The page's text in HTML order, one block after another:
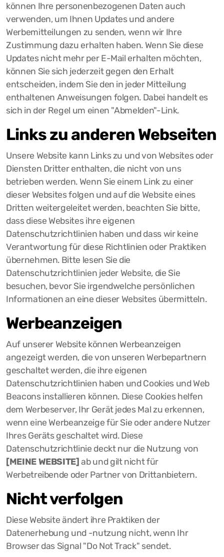
können Ihre personenbezogenen Daten auch
verwenden, um Ihnen Updates und andere
Werbemitteilungen zu senden, wenn wir Ihre
Zustimmung dazu erhalten haben. Wenn Sie diese
Updates nicht mehr per E-Mail erhalten möchten,
können Sie sich jederzeit gegen den Erhalt
entscheiden, indem Sie den in jeder Mitteilung
enthaltenen Anweisungen folgen. Dabei handelt es
sich in der Regel um einen "Abmelden"-Link.
Links zu anderen Webseiten
Unsere Website kann Links zu und von Websites oder
Diensten Dritter enthalten, die nicht von uns
betrieben werden. Wenn Sie einem Link zu einer
dieser Websites folgen und auf die Website eines
Dritten weitergeleitet werden, beachten Sie bitte,
dass diese Websites ihre eigenen
Datenschutzrichtlinien haben und dass wir keine
Verantwortung für diese Richtlinien oder Praktiken
übernehmen. Bitte lesen Sie die
Datenschutzrichtlinien jeder Website, die Sie
besuchen, bevor Sie irgendwelche persönlichen
Informationen an eine dieser Websites übermitteln.
Werbeanzeigen
Auf unserer Website können Werbeanzeigen
angezeigt werden, die von unseren Werbepartnern
geschaltet werden, die ihre eigenen
Datenschutzrichtlinien haben und Cookies und Web
Beacons installieren können. Diese Cookies helfen
dem Werbeserver, Ihr Gerät jedes Mal zu erkennen,
wenn eine Werbeanzeige für Sie oder andere Nutzer
Ihres Geräts geschaltet wird. Diese
Datenschutzrichtlinie deckt nur die Nutzung von
[MEINE WEBSITE] ab und gilt nicht für
Werbetreibende oder Partner von Drittanbietern.
Nicht verfolgen
Diese Website ändert ihre Praktiken der
Datenerhebung und -nutzung nicht, wenn Ihr
Browser das Signal "Do Not Track" sendet.